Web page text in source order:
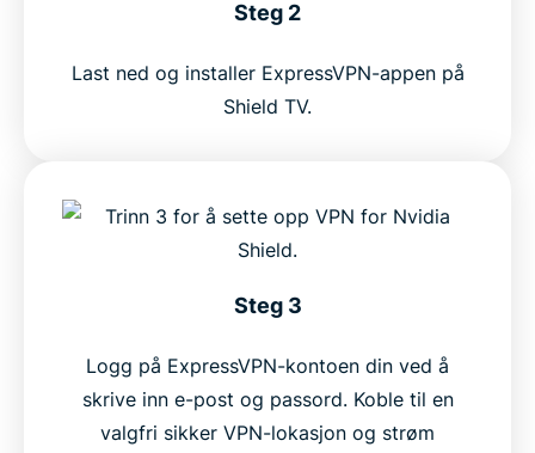
Steg 2
Last ned og installer ExpressVPN-appen på
Shield TV.
Steg 3
Logg på ExpressVPN-kontoen din ved å
skrive inn e-post og passord. Koble til en
valgfri sikker VPN-lokasjon og strøm